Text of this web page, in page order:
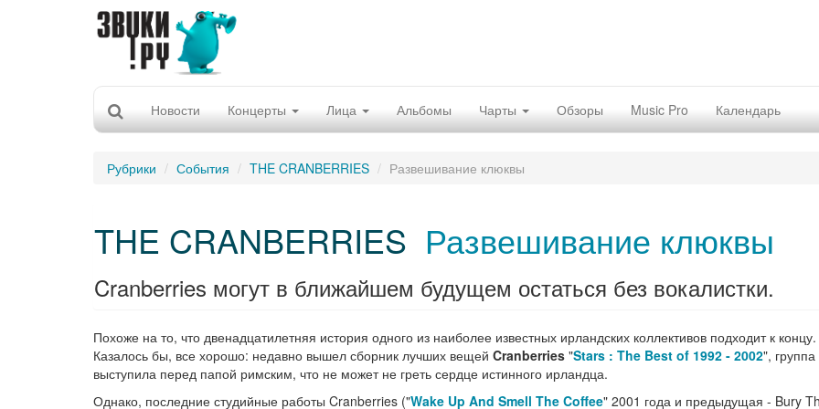
Новости Концерты Лица Альбомы Чарты Обзоры Music Pro Календарь
Рубрики События THE CRANBERRIES Развешивание клюквы
THE CRANBERRIES Развешивание клюквы
Cranberries могут в ближайшем будущем остаться без вокалистки.
Похоже на то, что двенадцатилетняя история одного из наиболее известных ирландских коллективов подходит к концу.
Казалось бы, все хорошо: недавно вышел сборник лучших вещей Cranberries "Stars : The Best of 1992 - 2002", группа
выступила перед папой римским, что не может не греть сердце истинного ирландца.
Однако, последние студийные работы Cranberries ("Wake Up And Smell The Coffee" 2001 года и предыдущая - Bury